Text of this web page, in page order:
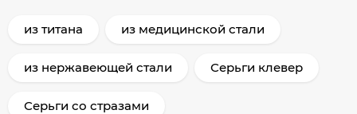
из титана из медицинской стали
из нержавеющей стали Серьги клевер
Серьги со стразами